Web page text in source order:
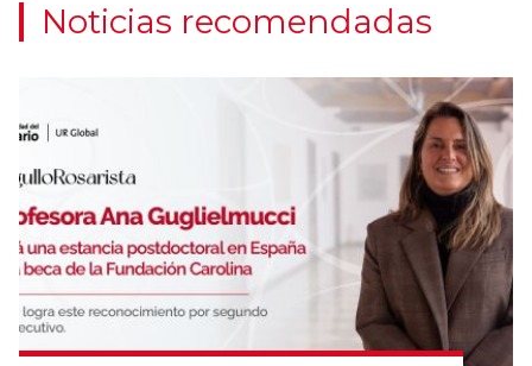
Noticias recomendadas